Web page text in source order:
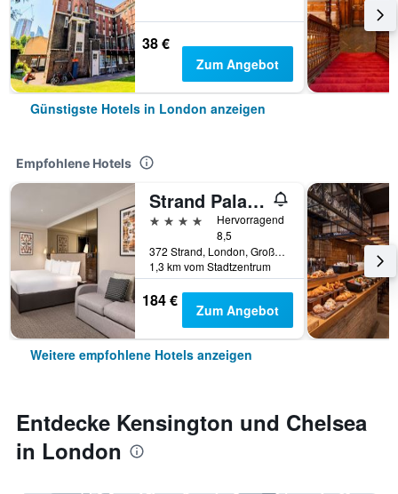
38 €
Zum Angebot
Günstigste Hotels in London anzeigen
Empfohlene Hotels
Strand Palace Hotel
4 Sterne
Hervorragend
8,5
372 Strand, London, Großbritannien
1,3 km vom Stadtzentrum
184 € Zum Angebot
Weitere empfohlene Hotels anzeigen
Entdecke Kensington und Chelsea
in London